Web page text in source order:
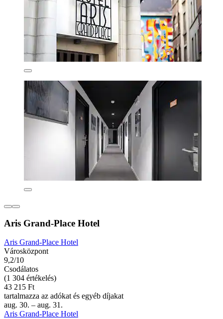
Aris Grand-Place Hotel
Aris Grand-Place Hotel
Városközpont
9,2/10
Csodálatos
(1 304 értékelés)
43 215 Ft
tartalmazza az adókat és egyéb díjakat
aug. 30. – aug. 31.
Aris Grand-Place Hotel